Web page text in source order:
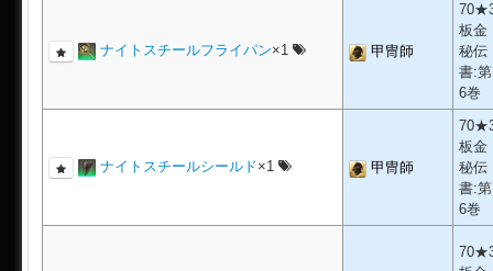
ナイトスチールフライパン×1 甲冑師
板金
秘伝
書:第
6巻
ナイトスチールシールド×1 甲冑師
板金
秘伝
書:第
6巻